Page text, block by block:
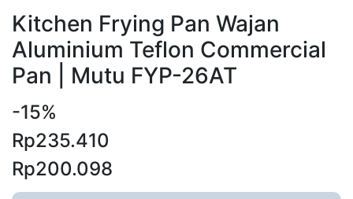
Kitchen Frying Pan Wajan
Aluminium Teflon Commercial
Pan | Mutu FYP-26AT
-15%
Rp235.410
Rp200.098